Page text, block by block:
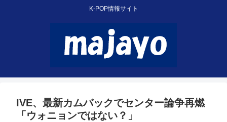
K-POP情報サイト
IVE、最新カムバックでセンター論争再燃
「ウォニョンではない？」